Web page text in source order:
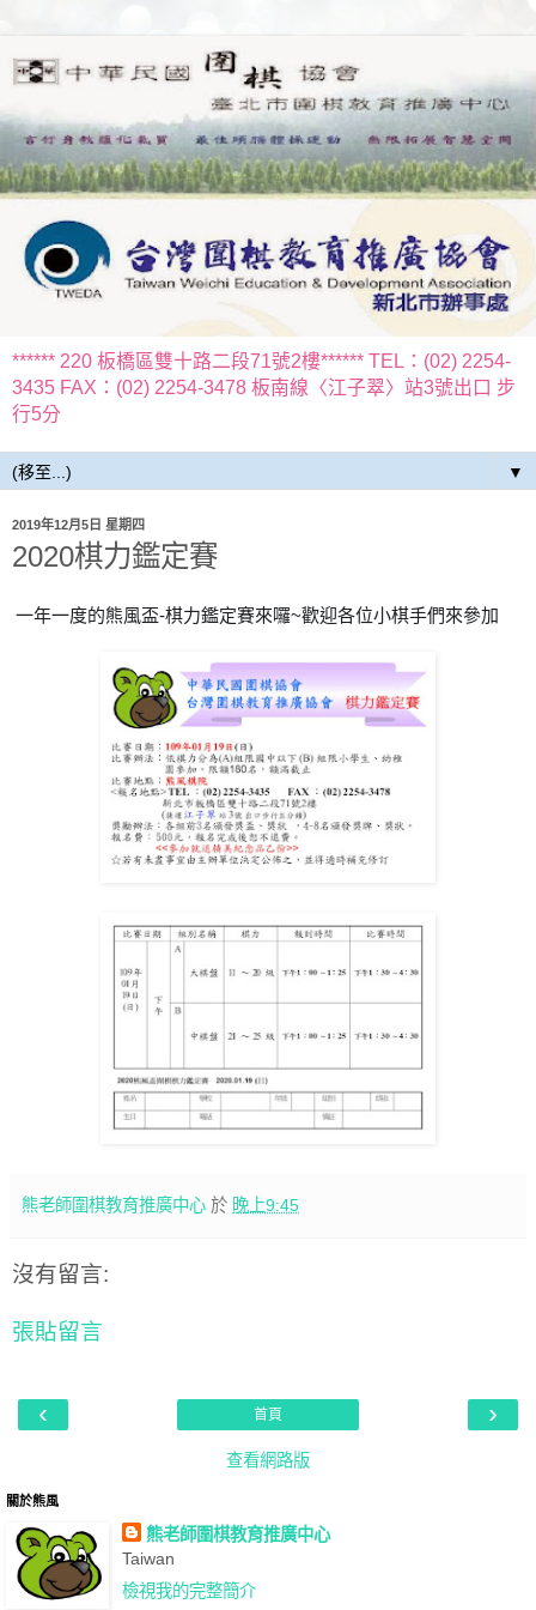
****** 220 板橋區雙十路二段71號2樓****** TEL：(02) 2254-
3435 FAX：(02) 2254-3478 板南線〈江子翠〉站3號出口 步
行5分
▼
2019年12月5日 星期四
2020棋力鑑定賽
一年一度的熊風盃-棋力鑑定賽來囉~歡迎各位小棋手們來參加
熊老師圍棋教育推廣中心 於 晚上9:45
沒有留言:
張貼留言
‹ ›
首頁
查看網路版
關於熊風
熊老師圍棋教育推廣中心
Taiwan
檢視我的完整簡介